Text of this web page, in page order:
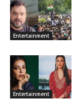
Entertainment
Entertainment